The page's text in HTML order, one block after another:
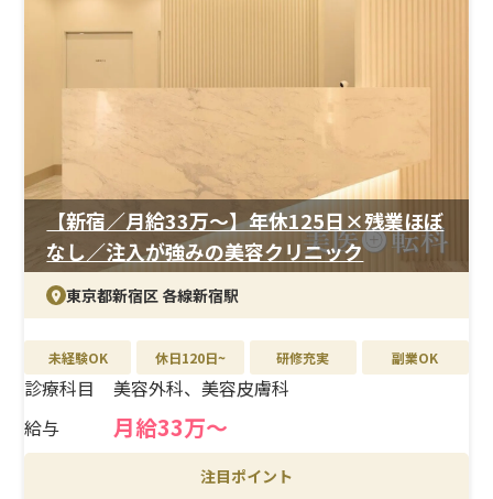
り、臨床経験が1年以上あれば応募可能。経験が若干足り
ない方も相談できるため、スキルアップを目指せる環境
です。
月給35万円以上の高待遇で、昇給・賞与は年2回支給。年
間休日125日でプライベートも充実させやすいです。
【新宿／月給33万～】年休125日×残業ほぼ
なし／注入が強みの美容クリニック
東京都新宿区 各線新宿駅
未経験OK 休日120日~ 研修充実 副業OK
診療科目
美容外科、美容皮膚科
給与
月給33万～
注目ポイント